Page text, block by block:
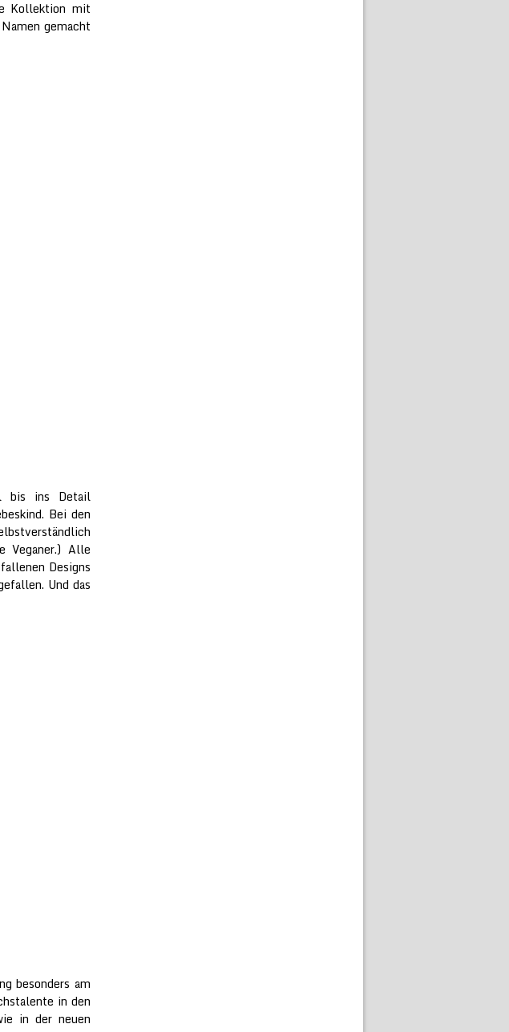
Kollektion mit
gemacht
bis ins Detail
Bei den
Veganer.) Alle
Designs
Und das
besonders am
in den
in der neuen